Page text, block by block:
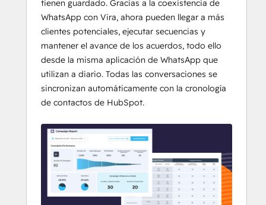
campaña de Meta adecuada
Conecta WhatsApp con la bandeja de
entrada o el servicio de atención al
cliente de HubSpot, e implementa sin
problemas los agentes de atención
al cliente de Breeze en WhatsApp.
de HubSpot?
Sí, Vira funciona con todos los planes de
HubSpot, incluidos los planes Free y
Starter. No necesitas los planes Pro ni
Enterprise para llevar a cabo campañas
tienen guardado. Gracias a la coexistencia de
WhatsApp con Vira, ahora pueden llegar a más
clientes potenciales, ejecutar secuencias y
mantener el avance de los acuerdos, todo ello
desde la misma aplicación de WhatsApp que
utilizan a diario. Todas las conversaciones se
sincronizan automáticamente con la cronología
de contactos de HubSpot.